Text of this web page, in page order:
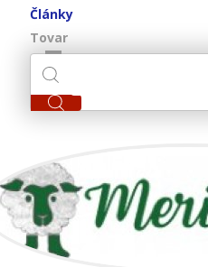
Články
Tovar